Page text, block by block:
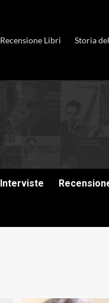
Recensione Libri Storia
Interviste